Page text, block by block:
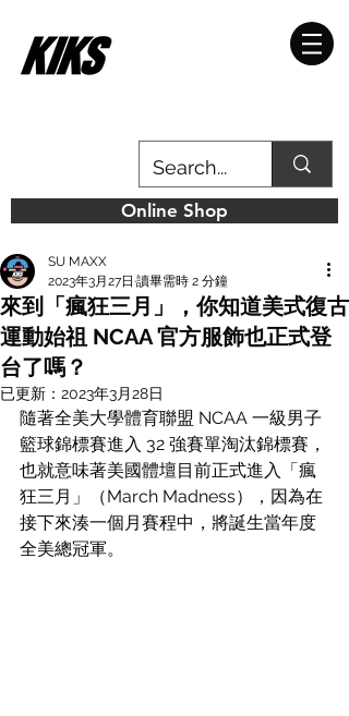
Online Shop
來到「瘋狂三月」，你知道美式復古
運動始祖 NCAA 官方服飾也正式登
台了嗎？
SU MAXX
2023年3月27日 讀畢需時 2 分鐘
已更新： 2023年3月28日
隨著全美大學體育聯盟 NCAA 一級男子
籃球錦標賽進入 32 強賽單淘汰錦標賽，
也就意味著美國體壇目前正式進入「瘋
狂三月」（March Madness），因為在
接下來湊一個月賽程中，將誕生當年度
全美總冠軍。